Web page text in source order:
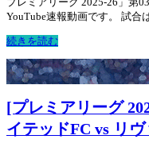
YouTube速報動画です。 試合
続きを読む
[プレミアリーグ
イテッドFC vs リ